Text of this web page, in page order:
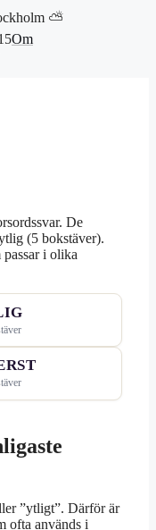
⛅
Om
De
(5 bokstäver).
i olika
”ytligt”. Därför är
ofta används i